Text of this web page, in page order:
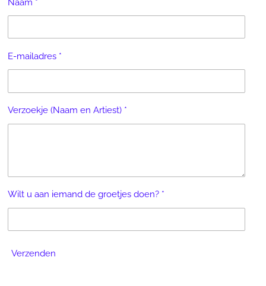
E-mailadres *
Verzoekje (Naam en Artiest) *
Wilt u aan iemand de groetjes doen? *
Verzenden